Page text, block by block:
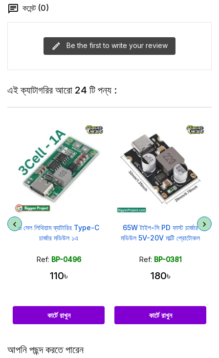
কমেন্ট (0)
Be the first to write your review
এই ক্যাটাগরির আরো 24 টি পন্য :
৩ সেল লিথিয়াম ব্যাটারির Type-C
চার্জার মডিউল ১এ
Ref: BP-0496
110৳
কার্টে রাখুন
65W টাইপ-সি PD ফাস্ট চার্জার
মডিউল 5V-20V মাল্টি প্রোটোকল
Ref: BP-0381
180৳
কার্টে রাখুন
আপনি পছন্দ করতে পারেন